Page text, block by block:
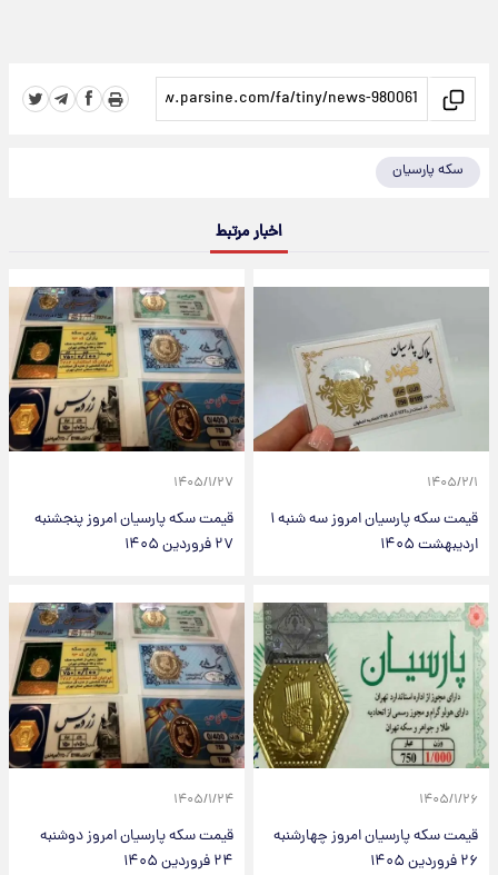
سکه پارسیان
اخبار مرتبط
۱۴۰۵/۲/۱
قیمت سکه پارسیان امروز سه شنبه ۱
اردیبهشت ۱۴۰۵
۱۴۰۵/۱/۲۷
قیمت سکه پارسیان امروز پنجشنبه
۲۷ فروردین ۱۴۰۵
۱۴۰۵/۱/۲۶
قیمت سکه پارسیان امروز چهارشنبه
۲۶ فروردین ۱۴۰۵
۱۴۰۵/۱/۲۴
قیمت سکه پارسیان امروز دوشنبه
۲۴ فروردین ۱۴۰۵